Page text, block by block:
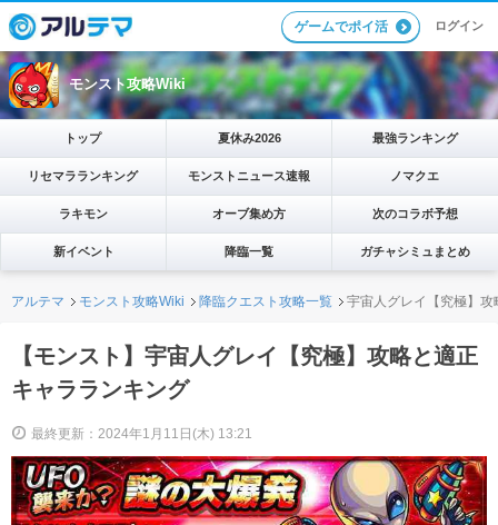
ゲームでポイ活 ログイン
モンスト攻略Wiki
トップ 夏休み2026 最強ランキング
リセマラランキング モンストニュース速報 ノマクエ
ラキモン オーブ集め方 次のコラボ予想
新イベント 降臨一覧 ガチャシミュまとめ
アルテマ モンスト攻略Wiki 降臨クエスト攻略一覧 宇宙人グレイ【究極】
【モンスト】宇宙人グレイ【究極】攻略と適正
キャラランキング
最終更新：2024年1月11日(木) 13:21